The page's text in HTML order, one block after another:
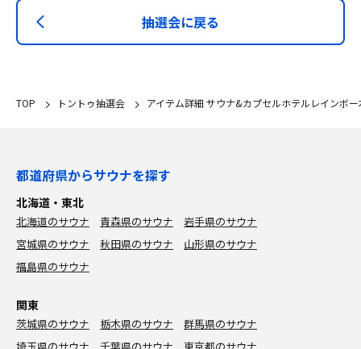
抽選会に戻る
TOP トントゥ抽選会 アイテム詳細 サウナ&カプセルホテルレインボ
都道府県からサウナを探す
北海道・東北
北海道のサウナ 青森県のサウナ
岩手県のサウナ
宮城県のサウナ
秋田県のサウナ
山形県のサウナ
福島県のサウナ
関東
茨城県のサウナ 栃木県のサウナ
群馬県のサウナ